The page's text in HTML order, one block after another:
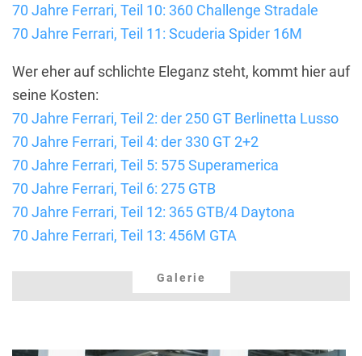
70 Jahre Ferrari, Teil 10: 360 Challenge Stradale
70 Jahre Ferrari, Teil 11: Scuderia Spider 16M
Wer eher auf schlichte Eleganz steht, kommt hier auf
seine Kosten:
70 Jahre Ferrari, Teil 2: der 250 GT Berlinetta Lusso
70 Jahre Ferrari, Teil 4: der 330 GT 2+2
70 Jahre Ferrari, Teil 5: 575 Superamerica
70 Jahre Ferrari, Teil 6: 275 GTB
70 Jahre Ferrari, Teil 12: 365 GTB/4 Daytona
70 Jahre Ferrari, Teil 13: 456M GTA
Galerie